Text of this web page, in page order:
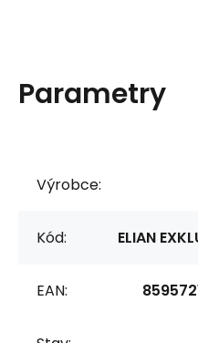
Parametry
Výrobce:
Kód: ELIAN
EAN: